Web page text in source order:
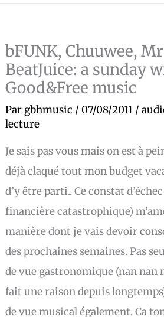
bFUNK, Chuuwee,
BeatJuice: a sunday
Good&Free music
Par gbhmusic / 07/08/2011 /
lecture
Je sais pas vous mais on est à
déjà claqué tout mon budget
d’y être parti.. Ce constat
financière catastrophique)
manière dont je vais devoir
des prochaines semaines. Pas
de vue gastronomique (nan nan
fait une raison depuis
de vue musical également. Ca